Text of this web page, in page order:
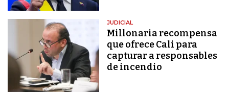
JUDICIAL
Millonaria recompensa
que ofrece Cali para
capturar a responsables
de incendio